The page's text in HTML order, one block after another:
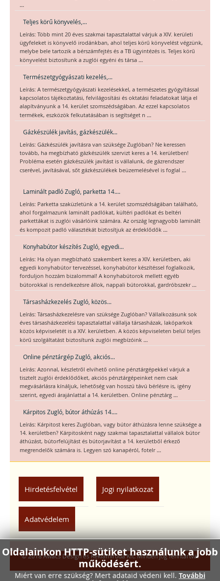
...
Teljes körű könyvelés,...
Leírás: Több mint 20 éves szakmai tapasztalattal várjuk a XIV. kerületi
ügyfeleket is könyvelő irodánkban, ahol teljes körű könyvelést végzünk,
melybe bele tartozik a bérszámfejtés és a TB ügyintézés is. Teljes körű
könyvelést biztosítunk a zuglói egyéni és társa ...
Természetgyógyászati kezelés,...
Leírás: A természetgyógyászati kezelésekkel, a természetes gyógyítással
kapcsolatos tájékoztatási, felvilágosítási és oktatási feladatokat látja el
alapítványunk a 14. kerület szomszédságában. Az ezzel kapcsolatos
termékek, eszközök felkutatásában is segítséget n ...
Gázkészülék javítás, gázkészülék...
Leírás: Gázkészülék javításra van szüksége Zuglóban? Ne keressen
tovább, ha megbízható gázkészülék szervizt keres a 14. kerületben!
Probléma esetén gázkészülék javítást is vállalunk, de gázrendszer
cserével, javításával, sőt gázkészülékek beüzemelésével is foglal ...
Laminált padló Zugló, parketta 14....
Leírás: Parketta szaküzletünk a 14. kerület szomszédságában található,
ahol forgalmazunk laminált padlókat, kültéri padlókat és beltéri
parkettákat is zuglói vásárlóink számára. Az ország legnagyobb laminált
és kompozit padló választékát biztosítjuk az érdeklődők ...
Konyhabútor készítés Zugló, egyedi...
Leírás: Ha olyan megbízható szakembert keres a XIV. kerületben, aki
egyedi konyhabútor tervezéssel, konyhabútor készítéssel foglalkozik,
forduljon hozzám bizalommal! A konyhabútorok mellett egyéb
bútorokkal is rendelkezésre állok, nappali bútorokkal, gardróbszekr ...
Társasházkezelés Zugló, közös...
Leírás: Társasházkezelésre van szüksége Zuglóban? Vállalkozásunk sok
éves társasházkezelési tapasztalattal vállalja társasházak, lakóparkok
közös képviseletét is a XIV. kerületben. A közös képviseleten belül teljes
körű szolgáltatást biztosítunk zuglói megbízóink ...
Online pénztárgép Zugló, akciós...
Leírás: Azonnal, készletről elvihető online pénztárgépekkel várjuk a
tisztelt zuglói érdeklődőket, akciós pénztárgépeinket nem csak
megvásárlásra kínáljuk, lehetőség van hosszú távú bérlésre is, igény
szerint, egyedi árajánlattal a 14. kerületben. Online pénztárg ...
Kárpitos Zugló, bútor áthúzás 14....
Leírás: Kárpitost keres Zuglóban, vagy bútor áthúzásra lenne szüksége a
14. kerületben? Kárpitosként nagy szakmai tapasztalattal vállalok bútor
áthúzást, bútorfelújítást és bútorjavítást a 14. kerületből érkező
megrendelők számára is. Legyen szó kanapéról, fotelr ...
Hirdetésfelvétel Jogi nyilatkozat
Adatvédelem
Oldalainkon HTTP-sütiket használunk a jobb
működésért.
Miért van erre szükség? Mert adataid védeni kell. További
© 2018 Awacs Design és Reklámiroda Kft. Minden jog fenntartva.